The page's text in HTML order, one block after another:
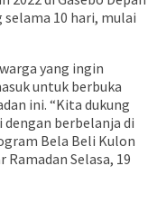
selama 10 hari, mulai
yang ingin
untuk berbuka
ini. “Kita dukung
dengan berbelanja di
Bela Beli Kulon
Selasa, 19